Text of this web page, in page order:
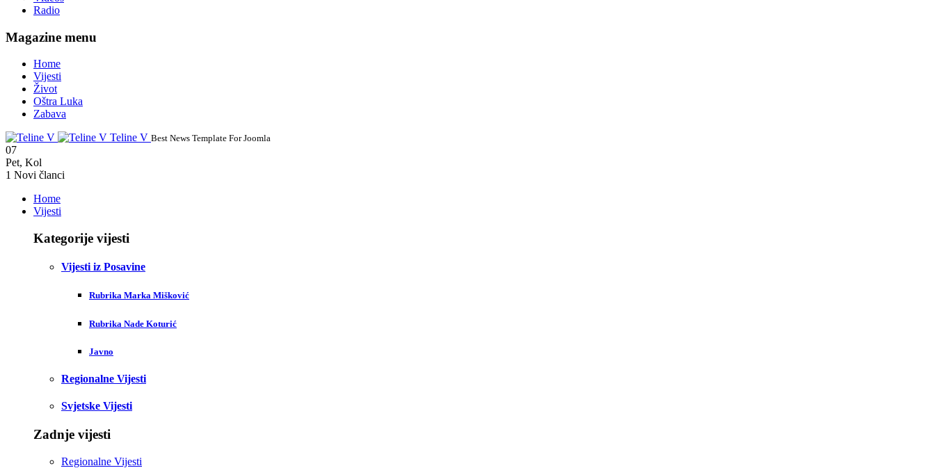
Radio
Magazine menu
Home
Vijesti
Život
Oštra Luka
Zabava
Teline V Best News Template For Joomla
07
Pet, Kol
1 Novi članci
Home
Vijesti
Kategorije vijesti
Vijesti iz Posavine
Rubrika Marka Mišković
Rubrika Nade Koturić
Javno
Regionalne Vijesti
Svjetske Vijesti
Zadnje vijesti
Regionalne Vijesti